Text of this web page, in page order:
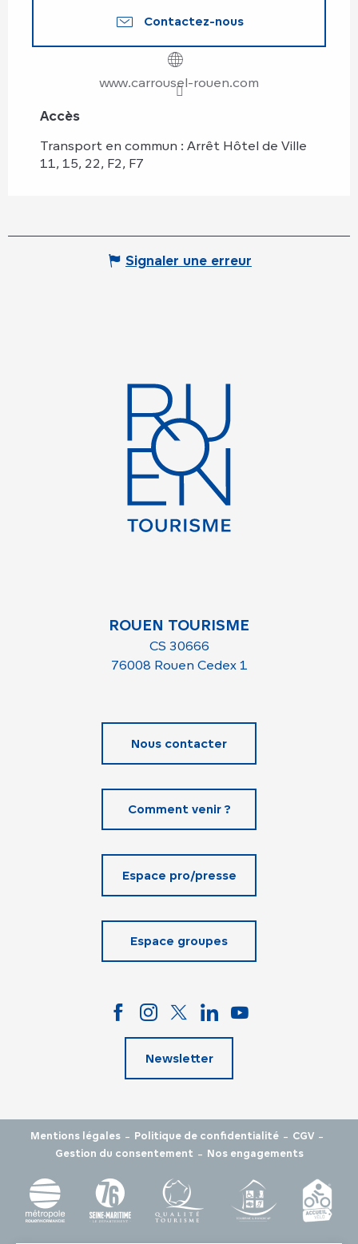
Contactez-nous
www.carrousel-rouen.com
Accès
Accès
Transport en commun : Arrêt Hôtel de Ville
11, 15, 22, F2, F7
Signaler une erreur
ROUEN TOURISME
CS 30666
76008 Rouen Cedex 1
Nous contacter
Comment venir ?
Espace pro/presse
Espace groupes
Newsletter
Mentions légales - Politique de confidentialité - CGV -
Gestion du consentement - Nos engagements